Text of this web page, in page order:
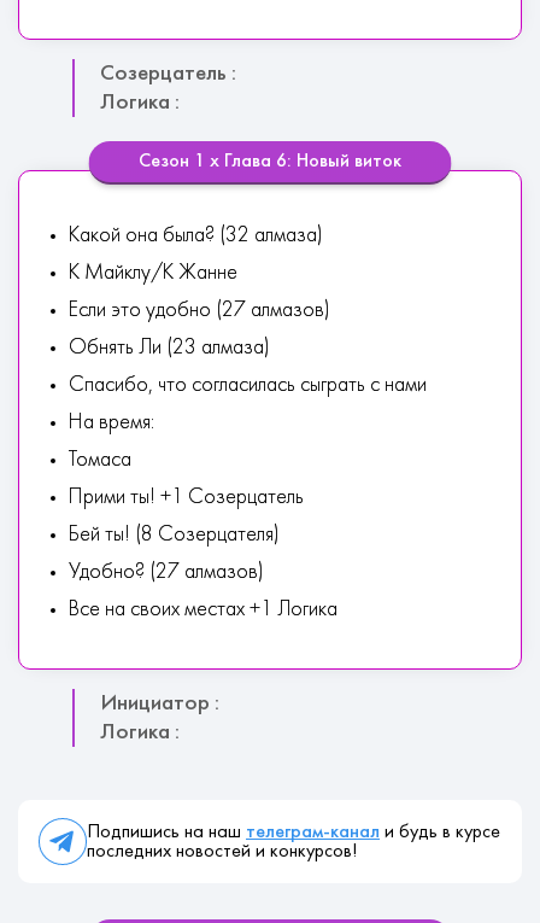
Созерцатель :
Логика :
Сезон 1 х Глава 6: Новый виток
Какой она была? (32 алмаза)
К Майклу/К Жанне
Если это удобно (27 алмазов)
Обнять Ли (23 алмаза)
Спасибо, что согласилась сыграть с нами
На время:
Томаса
Прими ты! +1 Созерцатель
Бей ты! (8 Созерцателя)
Удобно? (27 алмазов)
Все на своих местах +1 Логика
Инициатор :
Логика :
Подпишись на наш телеграм-канал и будь в курсе
последних новостей и конкурсов!